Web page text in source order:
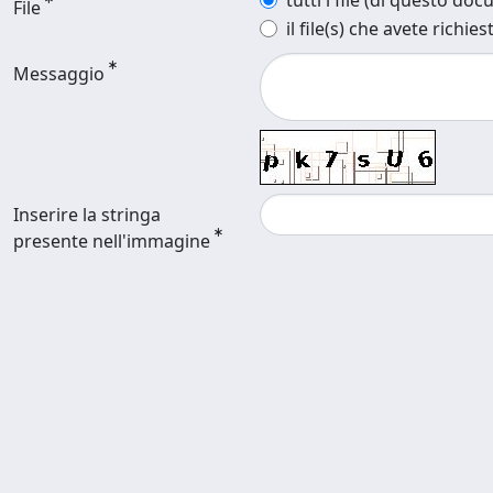
File
il file(s) che avete
Messaggio
Inserire la stringa
presente nell'immagine